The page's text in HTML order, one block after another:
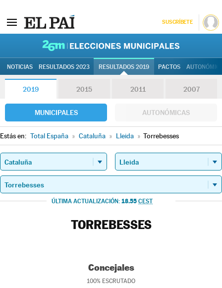
SUSCRÍBETE
NOTICIAS RESULTADOS 2023 RESULTADOS 2019 PACTOS
2019 2015 2011 2007
MUNICIPALES AUTONÓMICAS
Estás en: Total España » Cataluña » Lleida » Torrebesses
ÚLTIMA ACTUALIZACIÓN: 18.55 CEST
TORREBESSES
Concejales
100% ESCRUTADO